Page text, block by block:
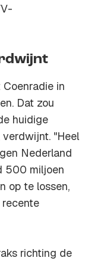
in
Dat zou
huidige
"Heel
Nederland
500 miljoen
op te lossen,
richting de